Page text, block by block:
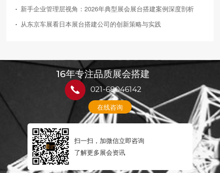
新手企业管理层视角：2026年典型展会展台搭建案例深度剖析
从东京车展看日本展台搭建公司的创新策略与实践
16年专注品质展会搭建
021-68046142
在线咨询
扫一扫，加微信立即咨询
了解更多展会资讯